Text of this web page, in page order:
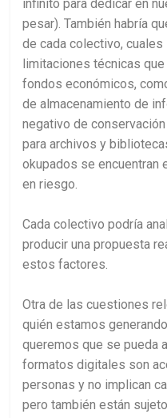
infinito para dedicar en
pesar). También habría
de cada colectivo,
limitaciones técnicas
fondos económicos,
de almacenamiento de
negativo de
para archivos y
okupados se encuentran
en riesgo.
Cada colectivo podría
producir una propuesta
estos factores.
Otra de las cuestiones
quién estamos
queremos que se pueda
formatos digitales son
personas y no implican
pero también están